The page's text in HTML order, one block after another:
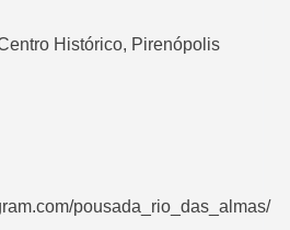
Histórico, Pirenópolis
pousada_rio_das_almas/